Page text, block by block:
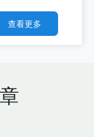
查看更多